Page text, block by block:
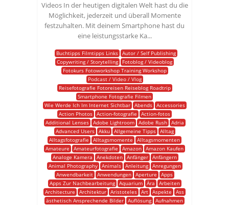
Videos In der heutigen digitalen Welt hast du die
Möglichkeit, jederzeit und überall Momente
festzuhalten. Mit deinem Smartphone hast du
eine leistungsstarke Ka...
Buchtipps Filmtipps Links
Autor / Self Publishing
Copywriting / Storytelling
Fotoblog / Videoblog
Fotokurs Fotoworkshop Training Workshop
Podcast / Video / Vlog
Reisefotografie Fotoreisen Reiseblog Roadtrip
Smartphone Fotografie Filmen
Wie Werde Ich Im Internet Sichtbar
Abends
Accessories
Action Photos Action-fotografie
Action-fotos
Additional Lenses
Adobe Lightroom Adobe Rush
Adria
Advanced Users
Akku Allgemeine Tipps
Alltag
Alltagsfotografie
Alltagsmomente
Alltagsmomenten
Amateure
Amateurfotografie Amazon Amazon Kaufen
Analoge Kamera
Anekdoten Anfänger
Anfängern
Animal Photography
Animals Anleitung
Anregungen
Anwendbarkeit Anwendungen Aperture
Apps
Apps Zur Nachbearbeitung
Aquarium Ära
Arbeiten
Architecture
Architektur Aristoteles Art Aspekte
Ass
ästhetisch Ansprechende Bilder Auflösung Aufnahmen